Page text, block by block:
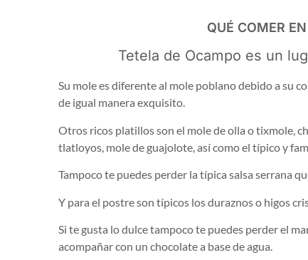
QUÉ COMER
Tetela de Ocampo es un
Su mole es diferente al mole poblano debido a su
de igual manera exquisito.
Otros ricos platillos son el mole de olla o tixmole,
tlatloyos, mole de guajolote, así como el típico y
Tampoco te puedes perder la típica salsa serrana
Y para el postre son típicos los duraznos o higos
Si te gusta lo dulce tampoco te puedes perder el
acompañar con un chocolate a base de agua.